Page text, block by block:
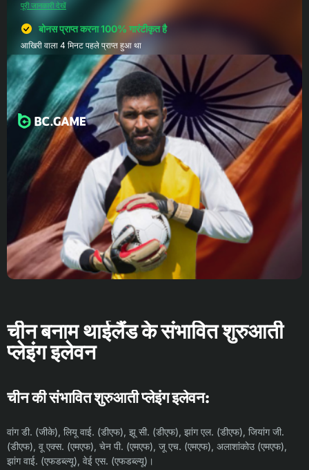
पूरी जानकारी देखें
बोनस प्राप्त करना 100% गारंटीकृत है
आखिरी वाला 4 मिनट पहले प्राप्त हुआ था
चीन बनाम थाईलैंड के संभावित शुरुआती
प्लेइंग इलेवन
चीन की संभावित शुरुआती प्लेइंग इलेवन:
वांग डी. (जीके), लियू वाई. (डीएफ), झू सी. (डीएफ), झांग एल. (डीएफ), जियांग जी.
(डीएफ), वू एक्स. (एमएफ), चेन पी. (एमएफ), जू एच. (एमएफ), अलाशांकोउ (एमएफ),
झांग वाई. (एफडब्ल्यू), वेई एस. (एफडब्ल्यू)।